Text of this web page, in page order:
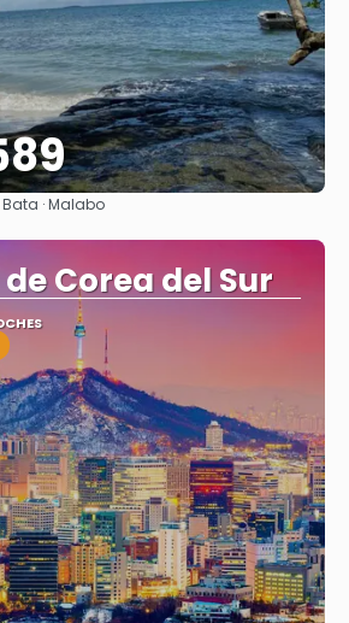
Ver
· Malabo
Corea del Sur